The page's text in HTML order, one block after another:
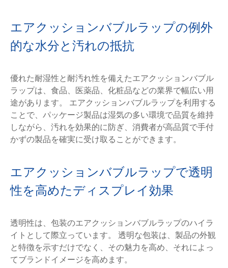
エアクッションバブルラップの例外
的な水分と汚れの抵抗
優れた耐湿性と耐汚れ性を備えたエアクッションバブル
ラップは、食品、医薬品、化粧品などの業界で幅広い用
途があります。 エアクッションバブルラップを利用する
ことで、パッケージ製品は湿気の多い環境で品質を維持
しながら、汚れを効果的に防ぎ、消費者が高品質で手付
かずの製品を確実に受け取ることができます。
エアクッションバブルラップで透明
性を高めたディスプレイ効果
透明性は、包装のエアクッションバブルラップのハイラ
イトとして際立っています。 透明な包装は、製品の外観
と特徴を示すだけでなく、その魅力を高め、それによっ
てブランドイメージを高めます。